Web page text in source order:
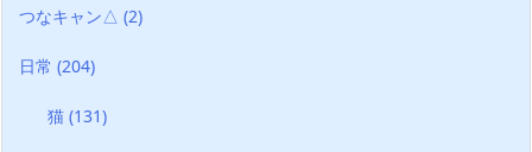
つなキャン△ (2)
日常 (204)
猫(131)